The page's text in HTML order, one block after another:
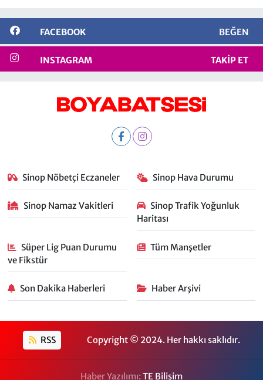
FACEBOOK BEĞEN
INSTAGRAM TAKIP ET
Sinop Nöbetçi Eczaneler Sinop Hava Durumu
Sinop Namaz Vakitleri
Sinop Trafik Yoğunluk
Haritası
Süper Lig Puan Durumu
ve Fikstür
Tüm Manşetler
Son Dakika Haberleri Haber Arşivi
RSS Copyright © 2024. Her hakkı saklıdır.
Haber Yazılımı:TE Bilişim